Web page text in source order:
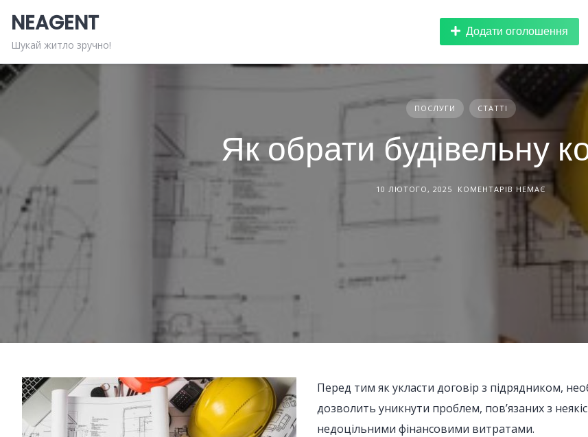
content
NEAGENT
Шукай житло зручно!
Додати оголошення
ПОСЛУГИ СТАТТІ
Як обрати будівельну
10 ЛЮТОГО, 2025 КОМЕНТАРІВ НЕМАЄ
Перед тим як укласти договір з підрядником,
дозволить уникнути проблем, пов’язаних з
недоцільними фінансовими витратами.